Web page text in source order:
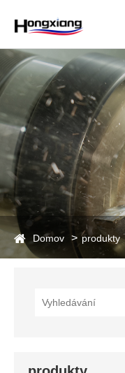
Domov produkty